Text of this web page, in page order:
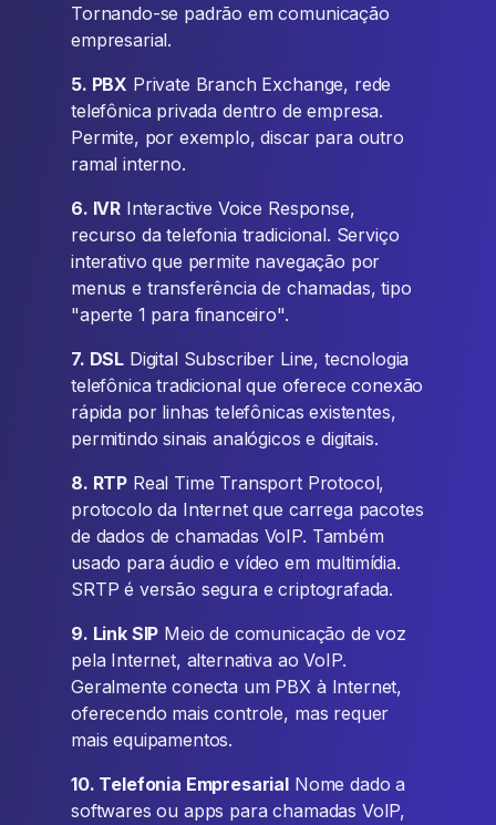
Tornando-se padrão em comunicação
empresarial.
5. PBX Private Branch Exchange, rede
telefônica privada dentro de empresa.
Permite, por exemplo, discar para outro
ramal interno.
6. IVR Interactive Voice Response,
recurso da telefonia tradicional. Serviço
interativo que permite navegação por
menus e transferência de chamadas, tipo
"aperte 1 para financeiro".
7. DSL Digital Subscriber Line, tecnologia
telefônica tradicional que oferece conexão
rápida por linhas telefônicas existentes,
permitindo sinais analógicos e digitais.
8. RTP Real Time Transport Protocol,
protocolo da Internet que carrega pacotes
de dados de chamadas VoIP. Também
usado para áudio e vídeo em multimídia.
SRTP é versão segura e criptografada.
9. Link SIP Meio de comunicação de voz
pela Internet, alternativa ao VoIP.
Geralmente conecta um PBX à Internet,
oferecendo mais controle, mas requer
mais equipamentos.
10. Telefonia Empresarial Nome dado a
softwares ou apps para chamadas VoIP,